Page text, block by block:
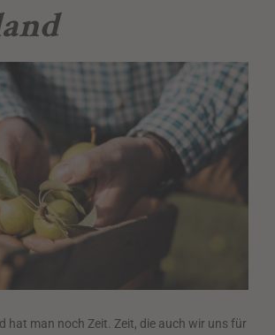
hat man noch Zeit. Zeit, die auch wir uns für